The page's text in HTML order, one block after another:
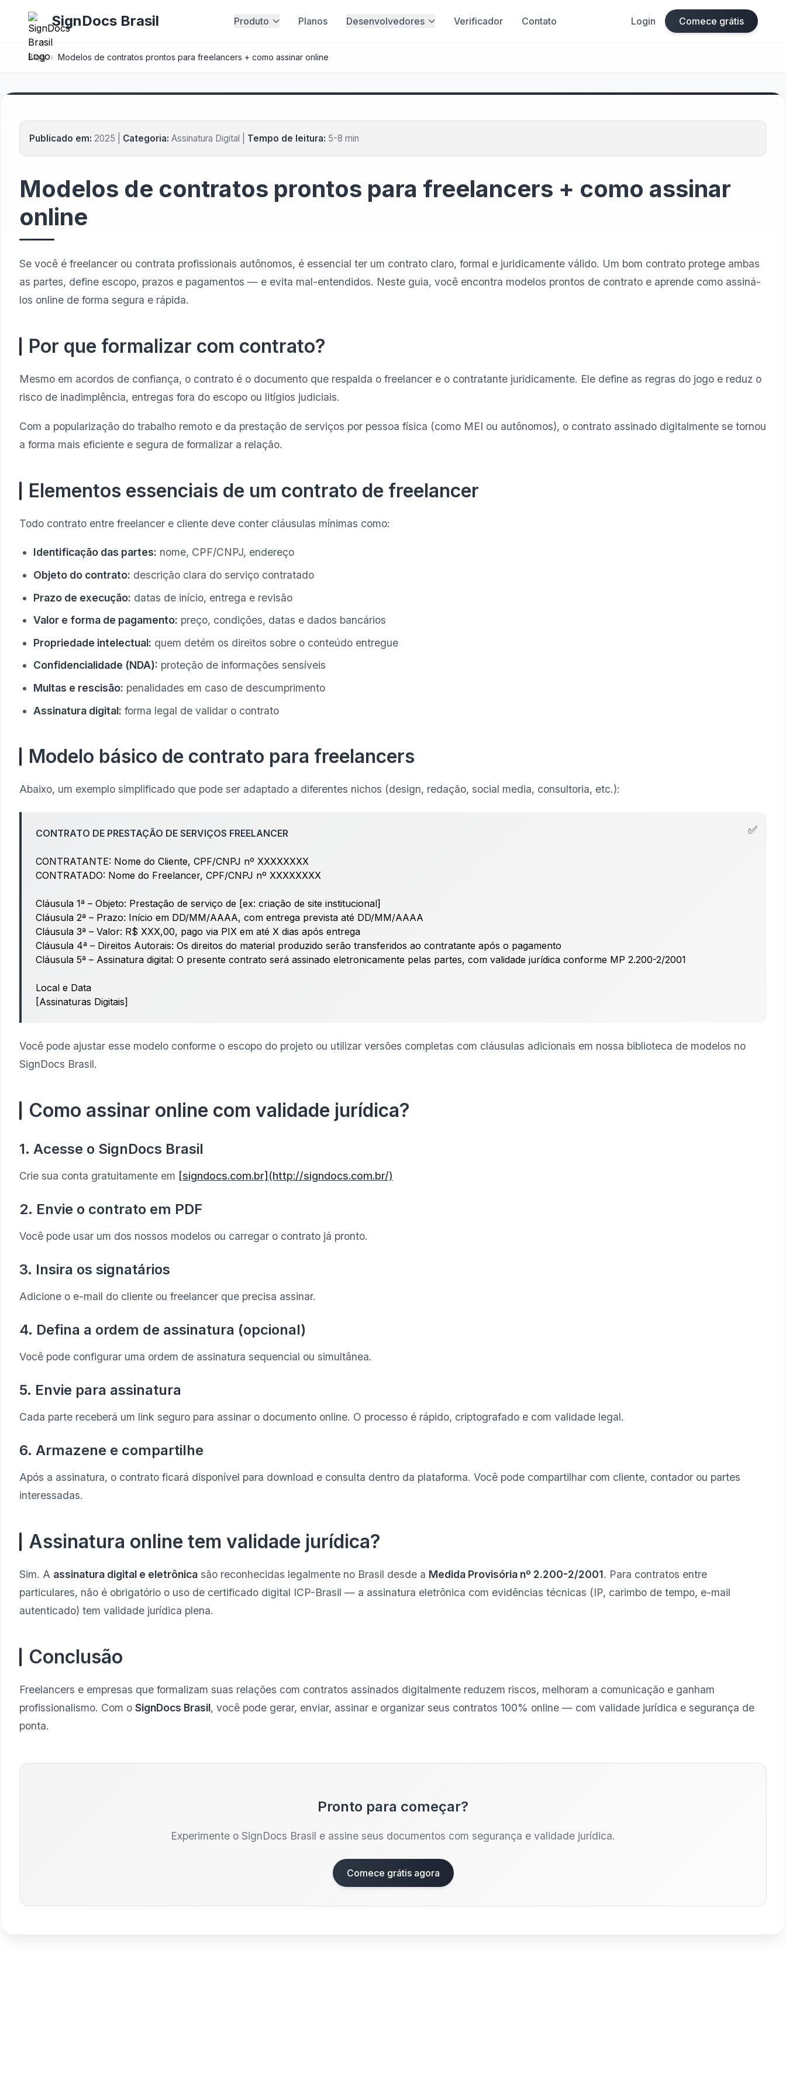
SignDocs Brasil Produto Planos Desenvolvedores Verificador Contato Login Comece grátis
Blog › Modelos de contratos prontos para freelancers + como assinar online
Publicado em: 2025 | Categoria: Assinatura Digital | Tempo de leitura: 5-8 min
Modelos de contratos prontos para freelancers + como assinar
online
Se você é freelancer ou contrata profissionais autônomos, é essencial ter um contrato claro, formal e juridicamente válido. Um bom contrato protege ambas
as partes, define escopo, prazos e pagamentos — e evita mal-entendidos. Neste guia, você encontra modelos prontos de contrato e aprende como assiná-
los online de forma segura e rápida.
Por que formalizar com contrato?
Mesmo em acordos de confiança, o contrato é o documento que respalda o freelancer e o contratante juridicamente. Ele define as regras do jogo e reduz o
risco de inadimplência, entregas fora do escopo ou litígios judiciais.
Com a popularização do trabalho remoto e da prestação de serviços por pessoa física (como MEI ou autônomos), o contrato assinado digitalmente se tornou
a forma mais eficiente e segura de formalizar a relação.
Elementos essenciais de um contrato de freelancer
Todo contrato entre freelancer e cliente deve conter cláusulas mínimas como:
Identificação das partes: nome, CPF/CNPJ, endereço
Objeto do contrato: descrição clara do serviço contratado
Prazo de execução: datas de início, entrega e revisão
Valor e forma de pagamento: preço, condições, datas e dados bancários
Propriedade intelectual: quem detém os direitos sobre o conteúdo entregue
Confidencialidade (NDA): proteção de informações sensíveis
Multas e rescisão: penalidades em caso de descumprimento
Assinatura digital: forma legal de validar o contrato
Modelo básico de contrato para freelancers
Abaixo, um exemplo simplificado que pode ser adaptado a diferentes nichos (design, redação, social media, consultoria, etc.):
CONTRATO DE PRESTAÇÃO DE SERVIÇOS FREELANCER
CONTRATANTE: Nome do Cliente, CPF/CNPJ nº XXXXXXXX
CONTRATADO: Nome do Freelancer, CPF/CNPJ nº XXXXXXXX
Cláusula 1ª – Objeto: Prestação de serviço de [ex: criação de site institucional]
Cláusula 2ª – Prazo: Início em DD/MM/AAAA, com entrega prevista até DD/MM/AAAA
Cláusula 3ª – Valor: R$ XXX,00, pago via PIX em até X dias após entrega
Cláusula 4ª – Direitos Autorais: Os direitos do material produzido serão transferidos ao contratante após o pagamento
Cláusula 5ª – Assinatura digital: O presente contrato será assinado eletronicamente pelas partes, com validade jurídica conforme MP 2.200-2/2001
Local e Data
[Assinaturas Digitais]
Você pode ajustar esse modelo conforme o escopo do projeto ou utilizar versões completas com cláusulas adicionais em nossa biblioteca de modelos no
SignDocs Brasil.
Como assinar online com validade jurídica?
1. Acesse o SignDocs Brasil
Crie sua conta gratuitamente em [signdocs.com.br](http://signdocs.com.br/)
2. Envie o contrato em PDF
Você pode usar um dos nossos modelos ou carregar o contrato já pronto.
3. Insira os signatários
Adicione o e-mail do cliente ou freelancer que precisa assinar.
4. Defina a ordem de assinatura (opcional)
Você pode configurar uma ordem de assinatura sequencial ou simultânea.
5. Envie para assinatura
Cada parte receberá um link seguro para assinar o documento online. O processo é rápido, criptografado e com validade legal.
6. Armazene e compartilhe
Após a assinatura, o contrato ficará disponível para download e consulta dentro da plataforma. Você pode compartilhar com cliente, contador ou partes
interessadas.
Assinatura online tem validade jurídica?
Sim. A assinatura digital e eletrônica são reconhecidas legalmente no Brasil desde a Medida Provisória nº 2.200-2/2001. Para contratos entre
particulares, não é obrigatório o uso de certificado digital ICP-Brasil — a assinatura eletrônica com evidências técnicas (IP, carimbo de tempo, e-mail
autenticado) tem validade jurídica plena.
Conclusão
Freelancers e empresas que formalizam suas relações com contratos assinados digitalmente reduzem riscos, melhoram a comunicação e ganham
profissionalismo. Com o SignDocs Brasil, você pode gerar, enviar, assinar e organizar seus contratos 100% online — com validade jurídica e segurança de
ponta.
Pronto para começar?
Experimente o SignDocs Brasil e assine seus documentos com segurança e validade jurídica.
Comece grátis agora